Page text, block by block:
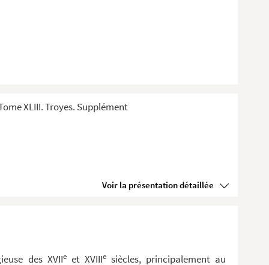
XLIII. Troyes. Supplément
Voir la présentation détaillée
des XVIIeet XVIIIesiècles, principalement au